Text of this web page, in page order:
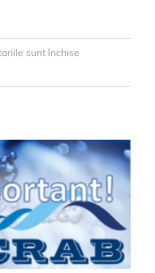
sunt închise
Important